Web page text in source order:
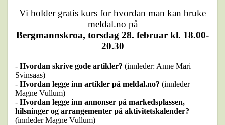
Vi holder gratis kurs for hvordan man kan bruke
meldal.no på
Bergmannskroa, torsdag 28. februar kl. 18.00-
20.30
- Hvordan skrive gode artikler? (innleder: Anne Mari
Svinsaas)
- Hvordan legge inn artikler på meldal.no? (innleder
Magne Vullum)
- Hvordan legge inn annonser på markedsplassen,
hilsninger og arrangementer på aktivitetskalender?
(innleder Magne Vullum)